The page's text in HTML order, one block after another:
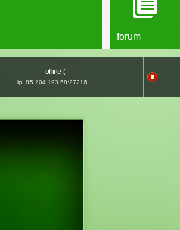
forum
offline :(
ip: 85.204.193.58:27216